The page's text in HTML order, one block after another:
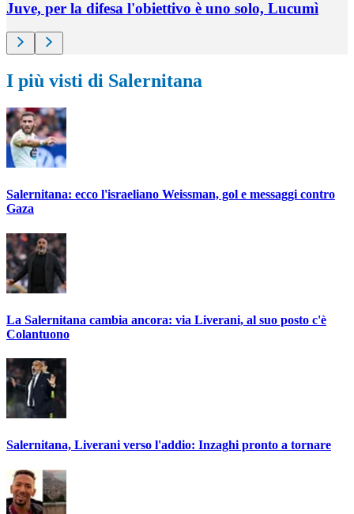
Juve, per la difesa l'obiettivo è uno solo, Lucumì
I più visti di Salernitana
Salernitana: ecco l'israeliano Weissman, gol e messaggi contro
Gaza
La Salernitana cambia ancora: via Liverani, al suo posto c'è
Colantuono
Salernitana, Liverani verso l'addio: Inzaghi pronto a tornare